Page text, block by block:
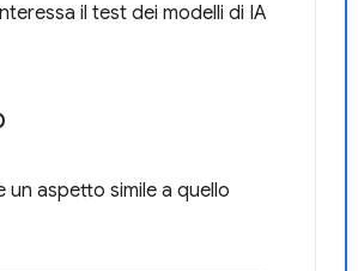
il test dei modelli di IA
aspetto simile a quello